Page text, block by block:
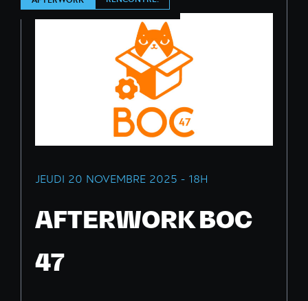
JEUDI 20 NOVEMBRE 2025 - 18H
AFTERWORK BOC
47